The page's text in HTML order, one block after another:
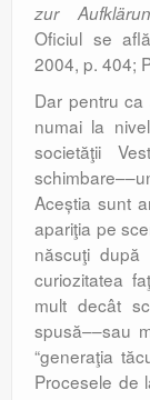
zur
Oficiul se
2004, p. 404;
Dar pentru
numai la
societăţii
Aceștia sunt
apariţia pe
născuţi
curiozitatea
mult decât
spusă––sau
“generaţia
Procesele de